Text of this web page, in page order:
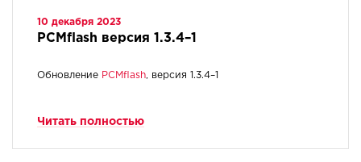
10 декабря 2023
PCMflash версия 1.3.4–1
Обновление PCMflash , версия 1.3.4–1
Читать полностью